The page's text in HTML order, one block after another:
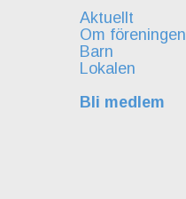
Aktuellt
Om föreningen
Barn
Lokalen
Bli medlem